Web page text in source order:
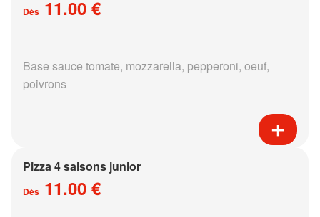
Dès 11.00 €
Base sauce tomate, mozzarella, pepperoni, oeuf,
poivrons
Pizza 4 saisons junior
Dès 11.00 €